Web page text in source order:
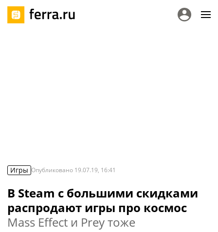
Игры Опубликовано 19.07.19, 16:41
В Steam с большими скидками
распродают игры про космос
Mass Effect и Prey тоже